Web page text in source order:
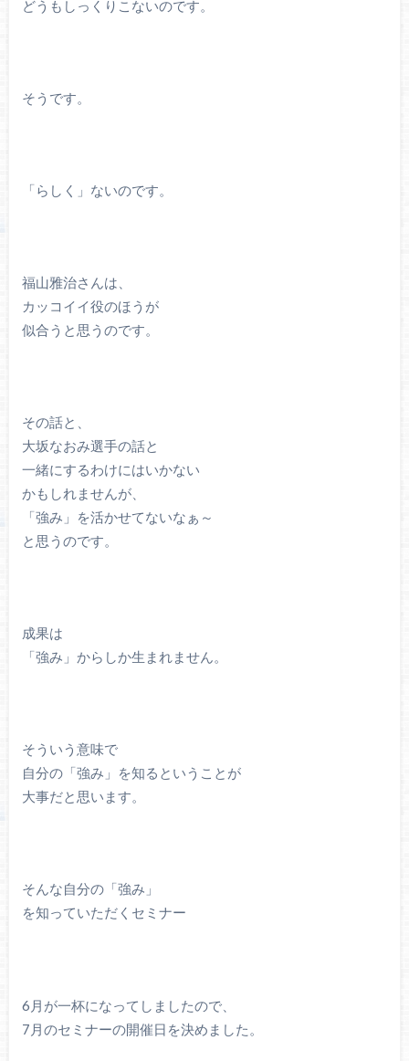
どうもしっくりこないのです。
そうです。
「らしく」ないのです。
福山雅治さんは、
カッコイイ役のほうが
似合うと思うのです。
その話と、
大坂なおみ選手の話と
一緒にするわけにはいかない
かもしれませんが、
「強み」を活かせてないなぁ～
と思うのです。
成果は
「強み」からしか生まれません。
そういう意味で
自分の「強み」を知るということが
大事だと思います。
そんな自分の「強み」
を知っていただくセミナー
6月が一杯になってしましたので、
7月のセミナーの開催日を決めました。